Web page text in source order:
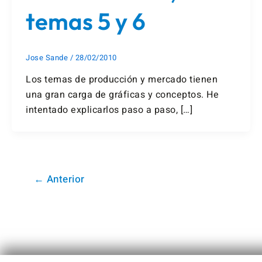
temas 5 y 6
Jose Sande / 28/02/2010
Los temas de producción y mercado tienen
una gran carga de gráficas y conceptos. He
intentado explicarlos paso a paso, […]
← Anterior